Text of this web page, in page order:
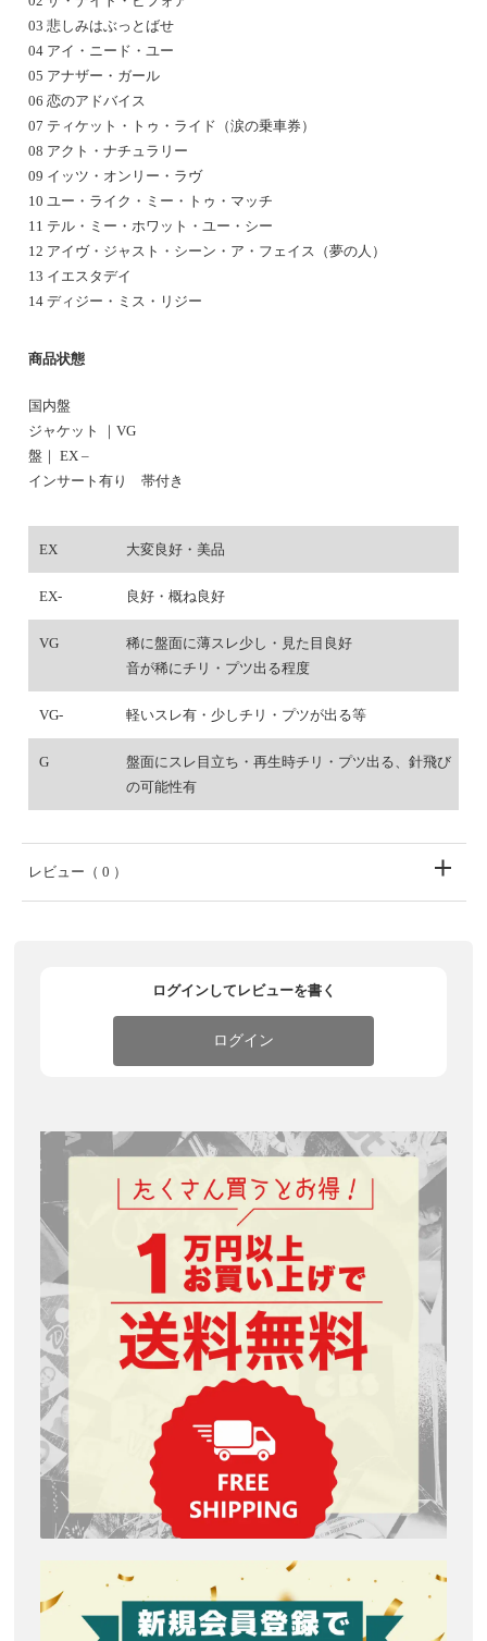
03 悲しみはぶっとばせ
04 アイ・ニード・ユー
05 アナザー・ガール
06 恋のアドバイス
07 ティケット・トゥ・ライド（涙の乗車券）
08 アクト・ナチュラリー
09 イッツ・オンリー・ラヴ
10 ユー・ライク・ミー・トゥ・マッチ
11 テル・ミー・ホワット・ユー・シー
12 アイヴ・ジャスト・シーン・ア・フェイス（夢の人）
13 イエスタデイ
14 ディジー・ミス・リジー
商品状態
国内盤
ジャケット ｜VG
盤｜ EX –
インサート有り 帯付き
EX 大変良好・美品
EX- 良好・概ね良好
VG
稀に盤面に薄スレ少し・見た目良好
音が稀にチリ・プツ出る程度
VG- 軽いスレ有・少しチリ・プツが出る等
G
盤面にスレ目立ち・再生時チリ・プツ出る、針飛び
の可能性有
レビュー （ 0 ）
ログインしてレビューを書く
ログイン